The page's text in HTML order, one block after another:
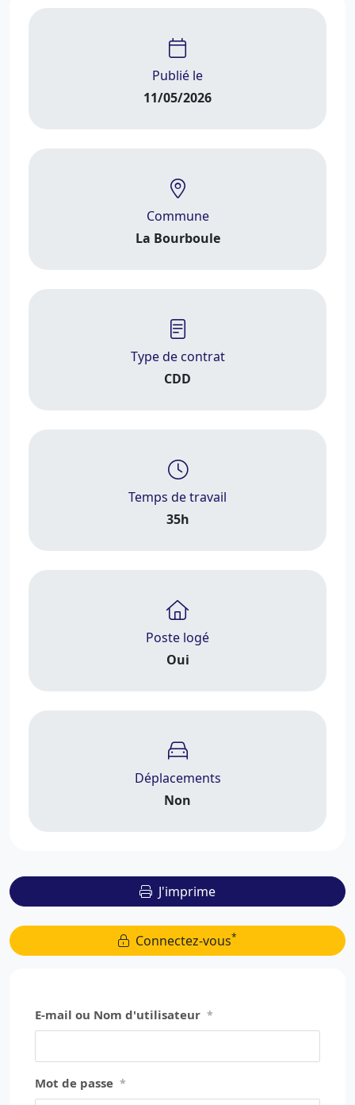
Publié le
11/05/2026
Commune
La Bourboule
Type de contrat
CDD
Temps de travail
35h
Poste logé
Oui
Déplacements
Non
J'imprime
Connectez-vous*
E-mail ou Nom d'utilisateur *
Mot de passe *